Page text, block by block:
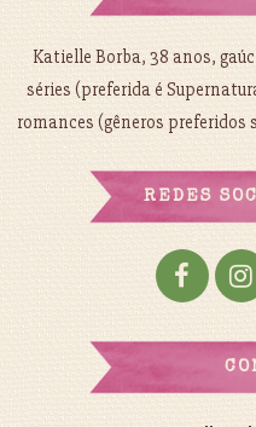
Katielle Borba, 38 anos,
séries (preferida é
romances (gêneros preferidos
REDES